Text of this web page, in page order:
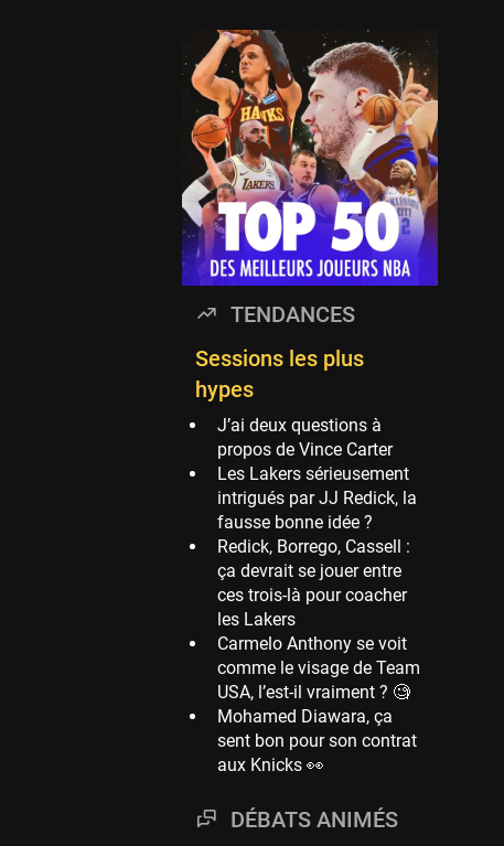
Minnesota
Timberwolves
114 sessions
Golden State Warriors
113 sessions
Denver Nuggets
106 sessions
WNBA
97 sessions
Philadelphia Sixers
89 sessions
Milwaukee Bucks
Hoop Culture
73 sessions
Oklahoma City
Thunder
69 sessions
Phoenix Suns
69 sessions
Miami Heat
63 sessions
Los Angeles Clippers
61 sessions
Indiana Pacers
53 sessions
New Orleans Pelicans
53 sessions
TENDANCES
Sessions les plus
hypes
J’ai deux questions à
propos de Vince Carter
Les Lakers sérieusement
intrigués par JJ Redick, la
fausse bonne idée ?
Redick, Borrego, Cassell :
ça devrait se jouer entre
ces trois-là pour coacher
les Lakers
Carmelo Anthony se voit
comme le visage de Team
USA, l’est-il vraiment ? 🧐
Mohamed Diawara, ça
sent bon pour son contrat
aux Knicks 👀
DÉBATS ANIMÉS